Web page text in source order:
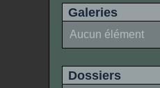
Galeries
Aucun élément
Dossiers